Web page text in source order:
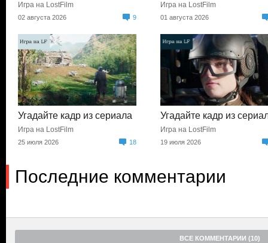
Игра на LostFilm
02 августа 2026 9
Игра на LostFilm
01 августа 2026
Угадайте кадр из сериала
Игра на LostFilm
25 июля 2026 18
Угадайте кадр из
Игра на LostFilm
19 июля 2026
Последние комментарии
ВСЕ КОММЕНТАРИИ (10)